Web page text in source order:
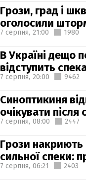
Грози, град і
оголосили
7 серпня, 21:00 1980
В Україні дещо
відступить
7 серпня, 20:00 9462
Синоптикиня
очікувати після
7 серпня, 08:00 2447
Грози накриють
сильної спеки:
7 серпня, 06:21 2403